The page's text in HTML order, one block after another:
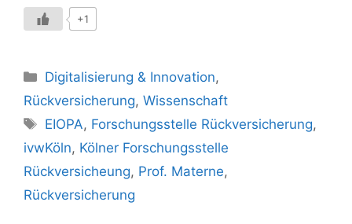
+1
Kategorien
Digitalisierung & Innovation,
Rückversicherung, Wissenschaft
Schlagwörter
EIOPA, Forschungsstelle Rückversicherung,
ivwKöln, Kölner Forschungsstelle
Rückversicheung, Prof. Materne,
Rückversicherung